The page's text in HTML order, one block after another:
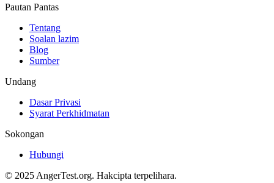
Pautan Pantas
Tentang
Soalan lazim
Blog
Sumber
Undang
Dasar Privasi
Syarat Perkhidmatan
Sokongan
Hubungi
© 2025 AngerTest.org. Hakcipta terpelihara.